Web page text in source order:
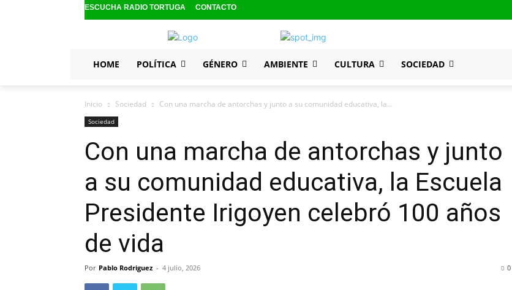
ESCUCHA RADIO TORTUGA CONTACTO
HOME POLÍTICA GÉNERO AMBIENTE CULTURA SOCIEDAD
Inicio Sociedad Con una marcha de antorchas y junto a su comunidad educativa, la...
Sociedad
Con una marcha de antorchas y junto
a su comunidad educativa, la Escuela
Presidente Irigoyen celebró 100 años
de vida
Por Pablo Rodriguez - 4 julio, 2026 0